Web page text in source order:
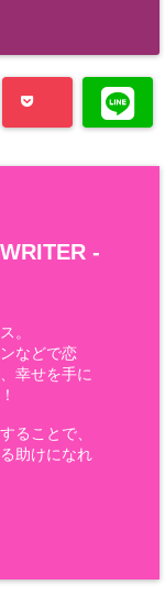
WRITER -
ス。
などで恋
幸せを手に
ることで、
助けになれ